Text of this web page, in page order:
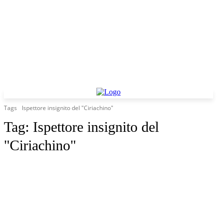
Tags Ispettore insignito del "Ciriachino"
Tag: Ispettore insignito del
"Ciriachino"